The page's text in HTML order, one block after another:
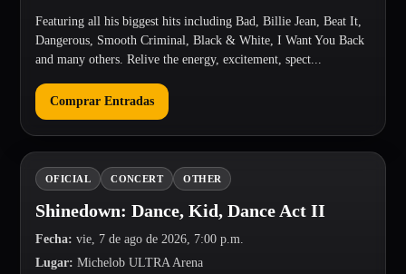
Featuring all his biggest hits including Bad, Billie Jean, Beat It,
Dangerous, Smooth Criminal, Black & White, I Want You Back
and many others. Relive the energy, excitement, spect...
Comprar Entradas
OFICIAL CONCERT OTHER
Shinedown: Dance, Kid, Dance Act II
Fecha: vie, 7 de ago de 2026, 7:00 p.m.
Lugar: Michelob ULTRA Arena